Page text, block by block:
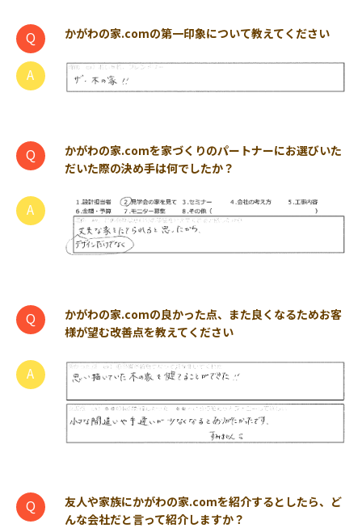
かがわの家.comの第一印象について教えてください
かがわの家.comを家づくりのパートナーにお選びいた
だいた際の決め手は何でしたか？
かがわの家.comの良かった点、また良くなるためお客
様が望む改善点を教えてください
友人や家族にかがわの家.comを紹介するとしたら、ど
んな会社だと言って紹介しますか？